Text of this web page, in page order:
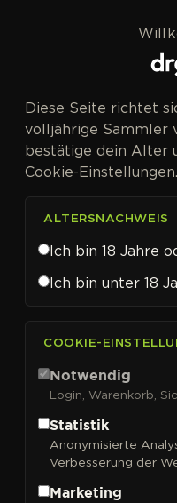
Sortieren nach
Diese Seite richtet
volljährige Sammler
bestätige dein Alter
Cookie-Einstellungen.
ALTERSNACHWEIS
Ich bin 18 Jahre
Ich bin unter 18
COOKIE-
Notwendig
Login, Warenkorb,
Statistik
Anonymisierte
Verbesserung der
Marketing